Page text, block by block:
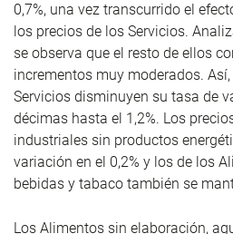
0,7%, una vez transcurrido el
los precios de los Servicios.
se observa que el resto de ellos
incrementos muy moderados.
Servicios disminuyen su tasa de
décimas hasta el 1,2%. Los
industriales sin productos
variación en el 0,2% y los de los
bebidas y tabaco también se
Los Alimentos sin elaboración,